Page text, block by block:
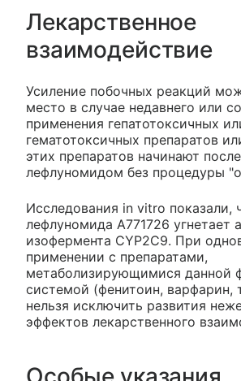
Лекарственное
взаимодействие
Усиление побочных реакций
место в случае недавнего или
применения гепатотоксичных
гематотоксичных препаратов
этих препаратов начинают
лефлуномидом без процедуры
Исследования in vitro показали,
лефлуномида А771726 угнетает
изофермента CYP2C9. При
применении с препаратами,
метаболизирующимися данной
системой (фенитоин, варфарин,
нельзя исключить развития
эффектов лекарственного